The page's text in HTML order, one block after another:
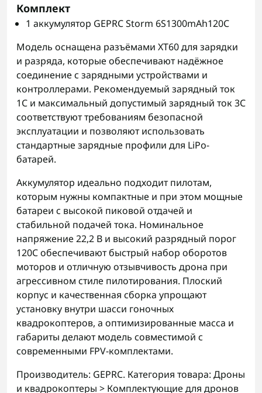
Комплект
1 аккумулятор GEPRC Storm 6S1300mAh120C
Модель оснащена разъёмами XT60 для зарядки
и разряда, которые обеспечивают надёжное
соединение с зарядными устройствами и
контроллерами. Рекомендуемый зарядный ток
1C и максимальный допустимый зарядный ток 3C
соответствуют требованиям безопасной
эксплуатации и позволяют использовать
стандартные зарядные профили для LiPo-
батарей.
Аккумулятор идеально подходит пилотам,
которым нужны компактные и при этом мощные
батареи с высокой пиковой отдачей и
стабильной подачей тока. Номинальное
напряжение 22,2 В и высокий разрядный порог
120C обеспечивают быстрый набор оборотов
моторов и отличную отзывчивость дрона при
агрессивном стиле пилотирования. Плоский
корпус и качественная сборка упрощают
установку внутри шасси гоночных
квадрокоптеров, а оптимизированные масса и
габариты делают модель совместимой с
современными FPV-комплектами.
Производитель: GEPRC. Категория товара: Дроны
и квадрокоптеры > Комплектующие для дронов